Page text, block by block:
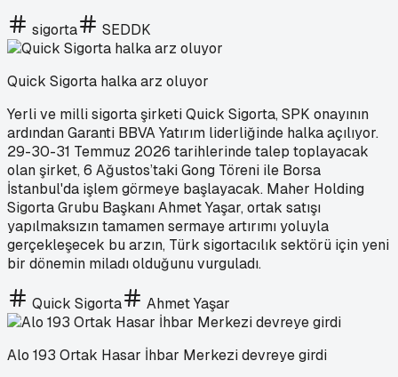
sigorta SEDDK
Quick Sigorta halka arz oluyor
Yerli ve milli sigorta şirketi Quick Sigorta, SPK onayının
ardından Garanti BBVA Yatırım liderliğinde halka açılıyor.
29-30-31 Temmuz 2026 tarihlerinde talep toplayacak
olan şirket, 6 Ağustos’taki Gong Töreni ile Borsa
İstanbul'da işlem görmeye başlayacak. Maher Holding
Sigorta Grubu Başkanı Ahmet Yaşar, ortak satışı
yapılmaksızın tamamen sermaye artırımı yoluyla
gerçekleşecek bu arzın, Türk sigortacılık sektörü için yeni
bir dönemin miladı olduğunu vurguladı.
Quick Sigorta Ahmet Yaşar
Alo 193 Ortak Hasar İhbar Merkezi devreye girdi